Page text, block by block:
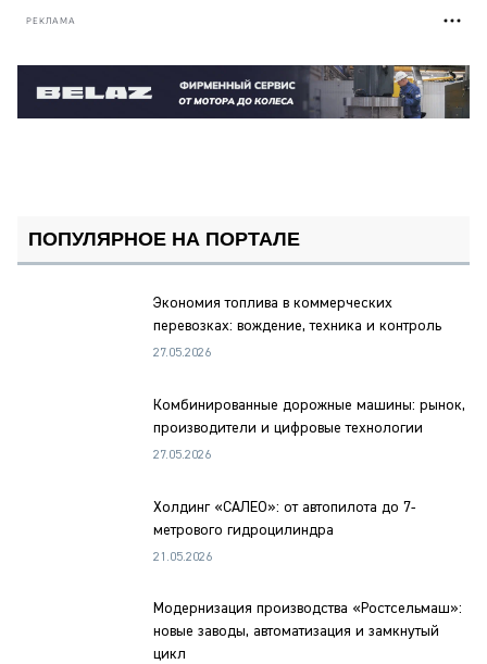
РЕКЛАМА
ПОПУЛЯРНОЕ НА ПОРТАЛЕ
Экономия топлива в коммерческих
перевозках: вождение, техника и контроль
27.05.2026
Комбинированные дорожные машины: рынок,
производители и цифровые технологии
27.05.2026
Холдинг «САЛЕО»: от автопилота до 7-
метрового гидроцилиндра
21.05.2026
Модернизация производства «Ростсельмаш»:
новые заводы, автоматизация и замкнутый
цикл